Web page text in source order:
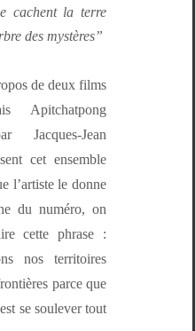
cachent la terre
des mystères”
de deux films
Apitchat­pong
Jacques-Jean
cet ensem­ble
l’artiste le donne
du numéro, on
cette phrase :
nos ter­ri­toires
parce que
se soulever tout